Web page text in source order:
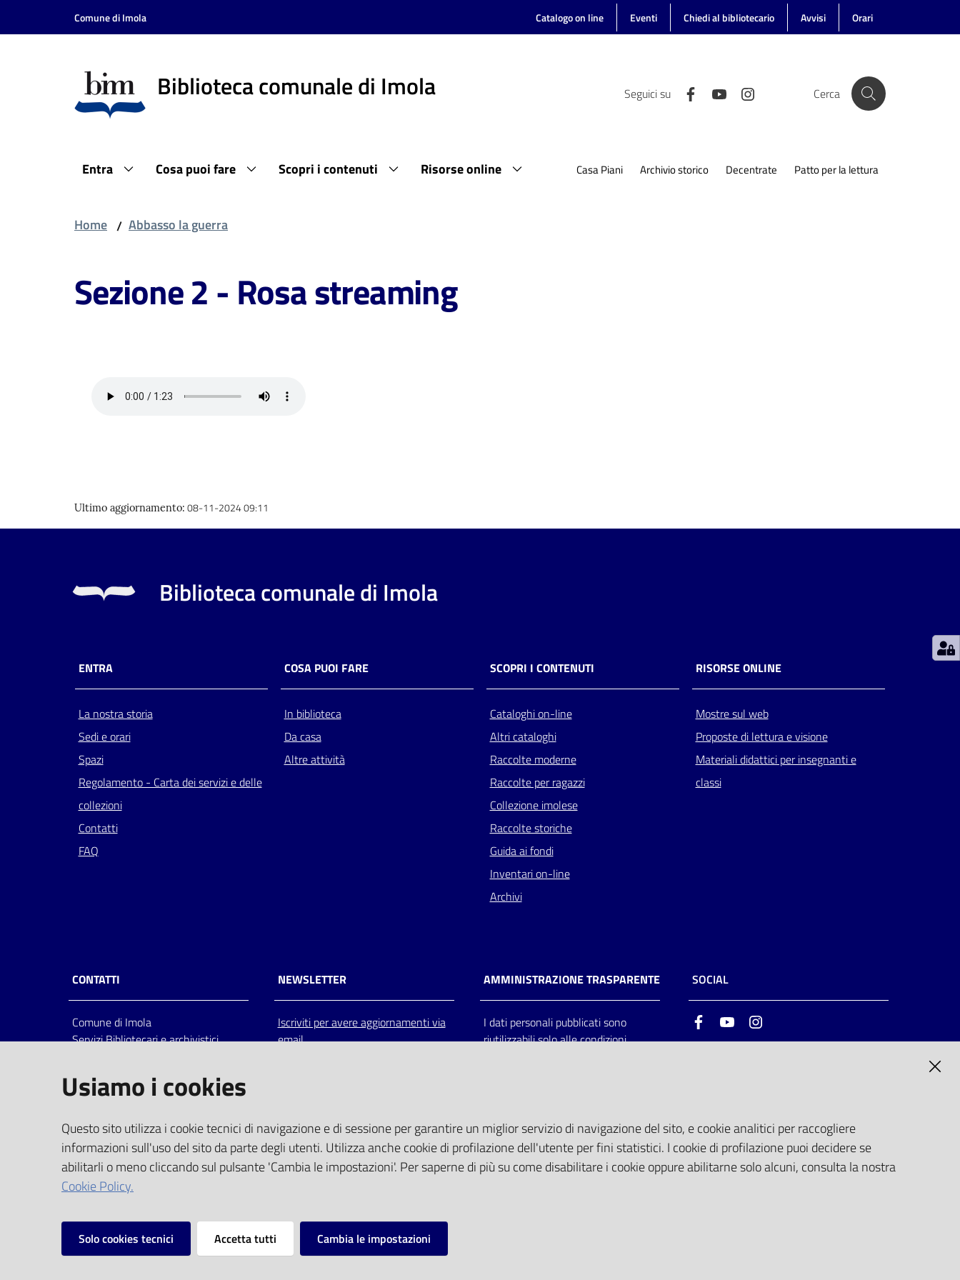
Vai al contenuto
Vai alla navigazione
Comune di Imola Catalogo on line Eventi Chiedi al bibliotecario Avvisi Orari
Biblioteca comunale di Imola Seguici su Cerca
Entra Cosa puoi fare Scopri i contenuti Risorse online Casa Piani Archivio storico Decentrate Patto per la lettura
Home / Abbasso la guerra
Sezione 2 - Rosa streaming
Ultimo aggiornamento: 08-11-2024 09:11
Biblioteca comunale di Imola
ENTRA
La nostra storia
Sedi e orari
Spazi
Regolamento - Carta dei servizi e delle
collezioni
Contatti
FAQ
COSA PUOI FARE
In biblioteca
Da casa
Altre attività
SCOPRI I CONTENUTI
Cataloghi on-line
Altri cataloghi
Raccolte moderne
Raccolte per ragazzi
Collezione imolese
Raccolte storiche
Guida ai fondi
Inventari on-line
Archivi
RISORSE ONLINE
Mostre sul web
Proposte di lettura e visione
Materiali didattici per insegnanti e
classi
CONTATTI
Comune di Imola
Servizi Bibliotecari e archivistici
Italia
centralino: tel 0542.6026.36 fax
bim@comune.imola.bo.it
PEC
comune.imola@cert.provincia.bo.it
P.IVA 00523381200
C.F. 00794470377
NEWSLETTER
Iscriviti per avere aggiornamenti via
email
AMMINISTRAZIONE TRASPARENTE
I dati personali pubblicati sono
riutilizzabili solo alle condizioni
SOCIAL
FacebookYoutube
Vai alla pagina
Usiamo i cookies
Questo sito utilizza i cookie tecnici di navigazione e di sessione per garantire un miglior servizio di navigazione del sito, e cookie analitici per raccogliere
informazioni sull'uso del sito da parte degli utenti. Utilizza anche cookie di profilazione dell'utente per fini statistici. I cookie di profilazione puoi decidere se
abilitarli o meno cliccando sul pulsante 'Cambia le impostazioni'. Per saperne di più su come disabilitare i cookie oppure abilitarne solo alcuni, consulta la nostra
Cookie Policy.
Solo cookies tecnici Accetta tutti Cambia le impostazioni